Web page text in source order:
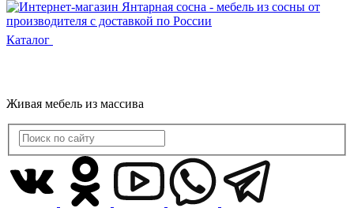
Каталог
Живая мебель из массива